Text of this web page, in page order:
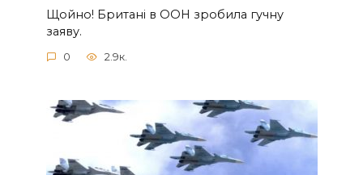
Щoйно! Бpитані в ООН зpобила гучну
заяву.
0 2.9к.